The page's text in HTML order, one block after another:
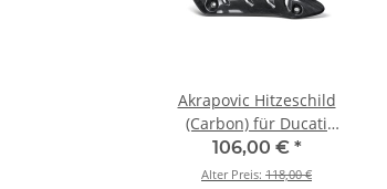
Akrapovic Hitzeschild
(Carbon) für Ducati
Monster 1200 R - BJ.
2017 > 2020 (P-
106,00 € *
Alter Preis: 118,00 €